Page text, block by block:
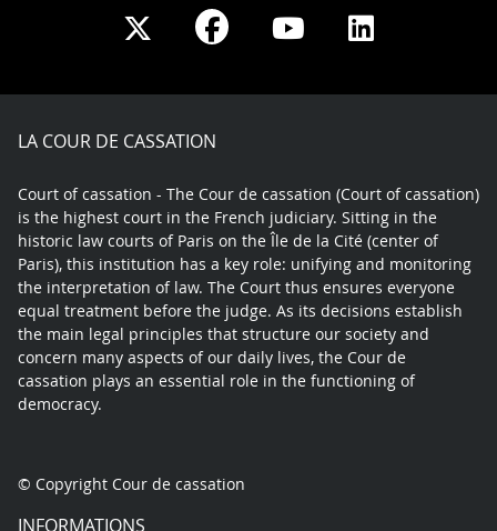
Share
X
Share
Facebook
Share
YoutubeLinkedIn
LA COUR DE CASSATION
Court of cassation - The Cour de cassation (Court of cassation)
is the highest court in the French judiciary. Sitting in the
historic law courts of Paris on the Île de la Cité (center of
Paris), this institution has a key role: unifying and monitoring
the interpretation of law. The Court thus ensures everyone
equal treatment before the judge. As its decisions establish
the main legal principles that structure our society and
concern many aspects of our daily lives, the Cour de
cassation plays an essential role in the functioning of
democracy.
© Copyright Cour de cassation
INFORMATIONS